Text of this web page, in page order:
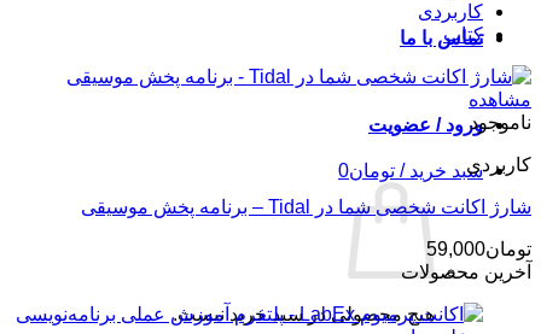
تماس با ما
ورود / عضویت
سبد خرید / تومان0
هیچ محصولی در سبد خرید نیست.
کاربردی
کتاب
مشاهده
ناموجود
کاربردی
شارژ اکانت شخصی شما در Tidal – برنامه پخش موسیقی
تومان59,000
آخرین محصولات